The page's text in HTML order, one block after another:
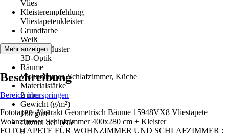
Vlies
Kleisterempfehlung
Vliestapetenkleister
Grundfarbe
Weiß
Dekor / Muster
3D-Optik
Räume
Wohnzimmer, Schlafzimmer, Küche
Materialstärke
2 mm
Gewicht (g/m²)
130 g/m²
Anzahl der Teile
8
Mehr anzeigen
Beschreibung
Bereich überspringen
Fototapete Abstrakt Geometrisch Bäume 15948VX8 Vliestapete
Wohnzimmer Schlafzimmer 400x280 cm + Kleister
FOTOTAPETE FÜR WOHNZIMMER UND SCHLAFZIMMER :